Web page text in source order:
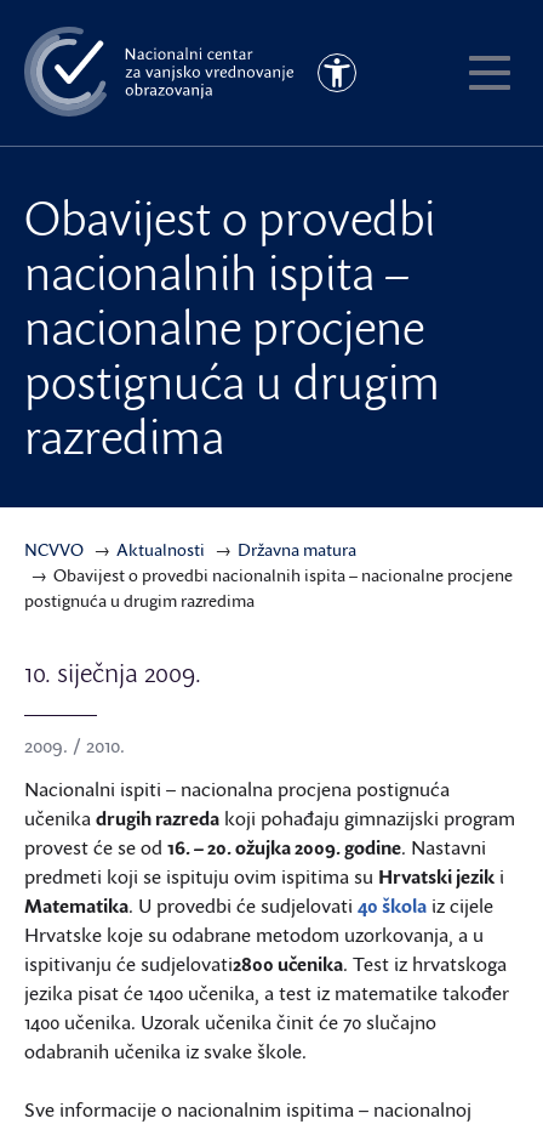
na
glavni
sadržaj
Pristupačnost
Obavijest o provedbi
nacionalnih ispita –
nacionalne procjene
postignuća u drugim
razredima
NCVVO Aktualnosti
Državna matura
Obavijest o provedbi nacionalnih ispita – nacionalne procjene
postignuća u drugim razredima
10. siječnja 2009.
2009. / 2010.
Nacionalni ispiti – nacionalna procjena postignuća
učenikadrugih razreda koji pohađaju gimnazijski program
provest će se od 16. – 20. ožujka 2009. godine. Nastavni
predmeti koji se ispituju ovim ispitima su Hrvatski jezik i
Matematika. U provedbi će sudjelovati 40 škola iz cijele
Hrvatske koje su odabrane metodom uzorkovanja, a u
ispitivanju će sudjelovati2800 učenika. Test iz hrvatskoga
jezika pisat će 1400 učenika, a test iz matematike također
1400 učenika. Uzorak učenika činit će 70 slučajno
odabranih učenika iz svake škole.
Sve informacije o nacionalnim ispitima – nacionalnoj